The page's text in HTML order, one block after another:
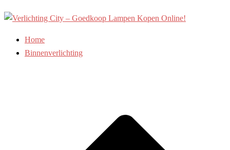
Ga
naar
inhoud
Home
Binnenverlichting